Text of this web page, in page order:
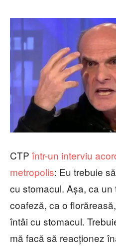
CTP într-un interviu
metropolis: Eu trebuie
cu stomacul. Așa, ca un
coafeză, ca o
întâi cu stomacul.
mă facă să reacționez